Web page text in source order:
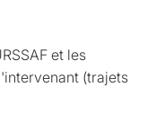
et les
(trajets